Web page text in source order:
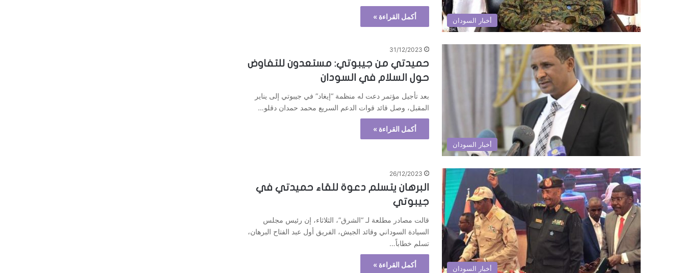
أخبار السودان أكمل القراءة »
أخبار السودان
31/12/2023
حميدتي من جيبوتي: مستعدون للتفاوض
حول السلام في السودان
بعد تأجيل مؤتمر دعت له منظمة “إيغاد” في جيبوتي إلى يناير
المقبل، وصل قائد قوات الدعم السريع محمد حمدان دقلو…
أكمل القراءة »
أخبار السودان
26/12/2023
البرهان يتسلم دعوة للقاء حميدتي في
جيبوتي
قالت مصادر مطلعة لـ “الشرق”، الثلاثاء، إن رئيس مجلس
السيادة السوداني وقائد الجيش، الفريق أول عبد الفتاح البرهان،
تسلم خطاباً…
أكمل القراءة »